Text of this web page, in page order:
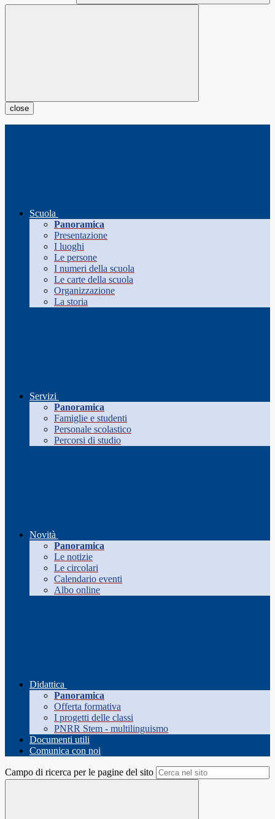
close
Scuola
Panoramica
Presentazione
I luoghi
Le persone
I numeri della scuola
Le carte della scuola
Organizzazione
La storia
Servizi
Panoramica
Famiglie e studenti
Personale scolastico
Percorsi di studio
Novità
Panoramica
Le notizie
Le circolari
Calendario eventi
Albo online
Didattica
Panoramica
Offerta formativa
I progetti delle classi
PNRR Stem - multilinguismo
Documenti utili
Comunica con noi
Campo di ricerca per le pagine del sito